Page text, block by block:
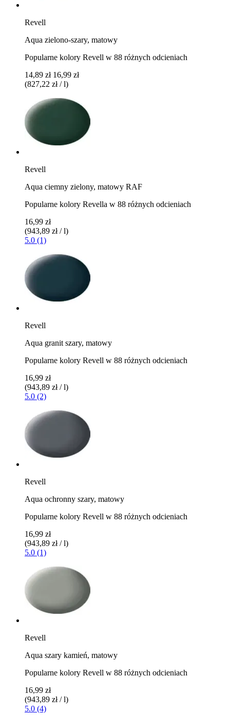
Revell
Aqua zielono-szary, matowy
Popularne kolory Revell w 88 różnych odcieniach
14,89 zł 16,99 zł
(827,22 zł / l)
Revell
Aqua ciemny zielony, matowy RAF
Popularne kolory Revella w 88 różnych odcieniach
16,99 zł
(943,89 zł / l)
5.0 (1)
Revell
Aqua granit szary, matowy
Popularne kolory Revell w 88 różnych odcieniach
16,99 zł
(943,89 zł / l)
5.0 (2)
Revell
Aqua ochronny szary, matowy
Popularne kolory Revell w 88 różnych odcieniach
16,99 zł
(943,89 zł / l)
5.0 (1)
Revell
Aqua szary kamień, matowy
Popularne kolory Revell w 88 różnych odcieniach
16,99 zł
(943,89 zł / l)
5.0 (4)